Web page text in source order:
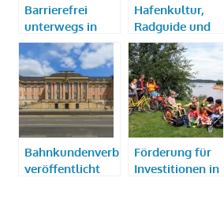
Barrierefrei
unterwegs in
Stralsund: Neue
Broschüre
kostenlos
erhältlich
Hafenkultur,
Radguide und
Urlaub & Freizeit
– Barrierefrei
unterwegs
Bahnkundenverband
veröffentlicht
Förderung für
Investitionen in